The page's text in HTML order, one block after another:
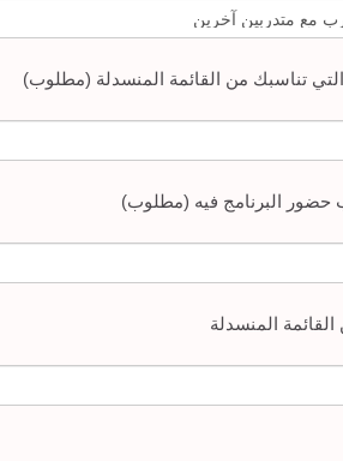
تناسبك من القائمة المنسدلة (مطلوب)
حضور البرنامج فيه (مطلوب)
المنسدلة